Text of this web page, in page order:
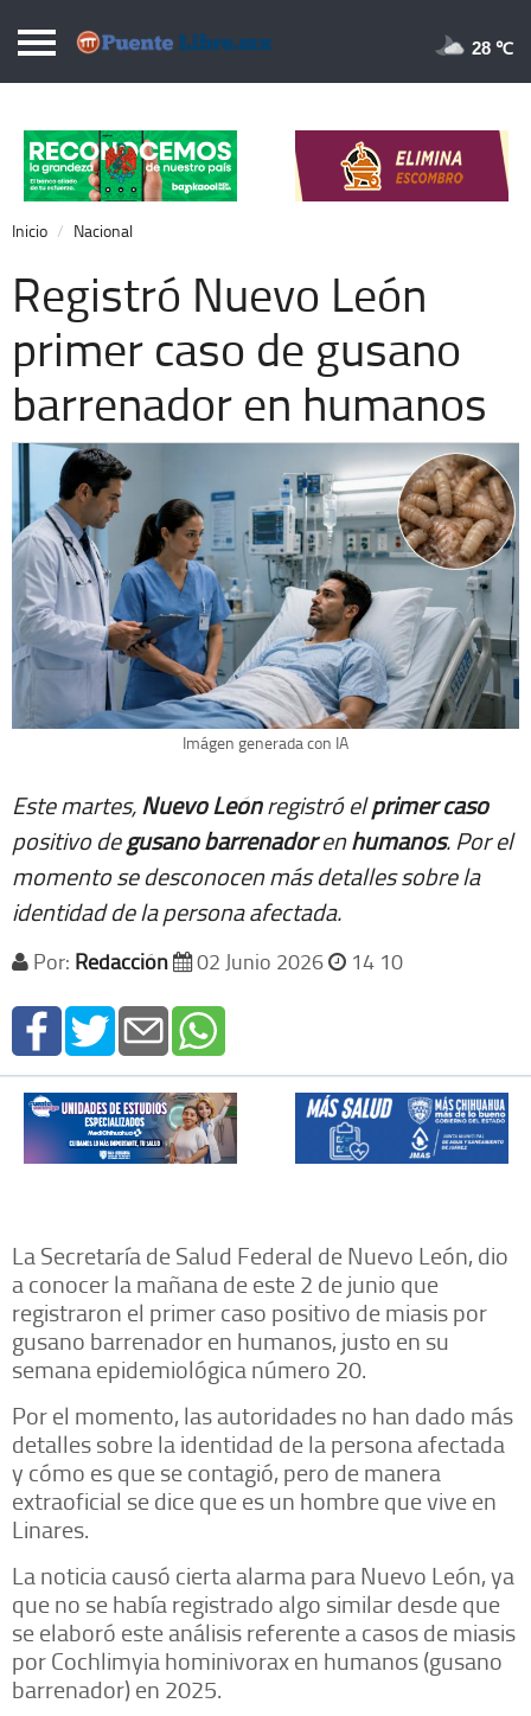
Puentelibre.mx
Local
Nacional
Opinión
Cronos
Economía
Espectáculos
Extra +
28 ℃
Inicio Nacional
Registró Nuevo León
primer caso de gusano
barrenador en humanos
Imágen generada con IA
Este martes,NuevoLeónregistró elprimer caso
positivo degusanobarrenadorenhumanos. Por el
momento se desconocen más detalles sobre la
identidad de la persona afectada.
Por: Redacción 02 Junio 2026 14 10
La Secretaría de Salud Federal de Nuevo León, dio
a conocer la mañana de este 2 de junio que
registraron el primer caso positivo de miasis por
gusano barrenador en humanos, justo en su
semana epidemiológica número 20.
Por el momento, las autoridades no han dado más
detalles sobre la identidad de la persona afectada
y cómo es que se contagió, pero de manera
extraoficial se dice que es un hombre que vive en
Linares.
La noticia causó cierta alarma para Nuevo León, ya
que no se había registrado algo similar desde que
se elaboró este análisis referente a casos de miasis
por Cochlimyia hominivorax en humanos (gusano
barrenador) en 2025.